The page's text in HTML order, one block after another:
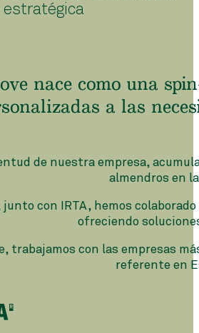
estratégica
nace como una
a las
de nuestra empresa,
almendros en
junto con IRTA, hemos
ofreciendo
trabajamos con las empresas
referente en